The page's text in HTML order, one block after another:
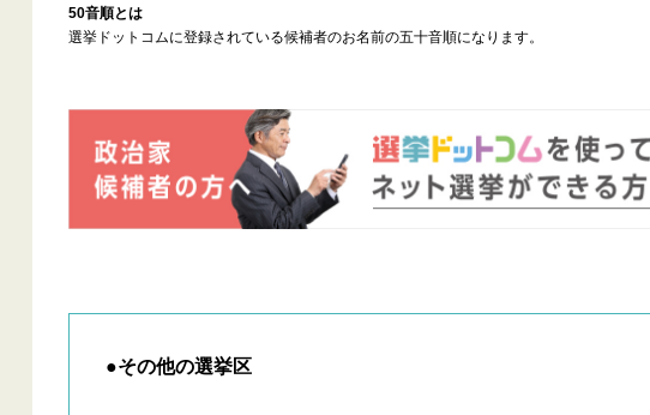
50音順とは
選挙ドットコムに登録されている候補者のお名前の五十音順になります。
●その他の選挙区